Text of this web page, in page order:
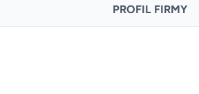
PROFIL FIRMY